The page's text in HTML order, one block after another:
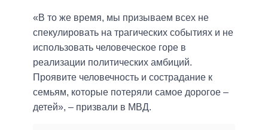
«В то же время, мы призываем всех не
спекулировать на трагических событиях и не
использовать человеческое горе в
реализации политических амбиций.
Проявите человечность и сострадание к
семьям, которые потеряли самое дорогое –
детей», – призвали в МВД.